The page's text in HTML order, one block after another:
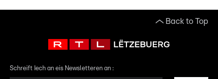
Back to Top
Schreift Iech an eis Newsletteren an :